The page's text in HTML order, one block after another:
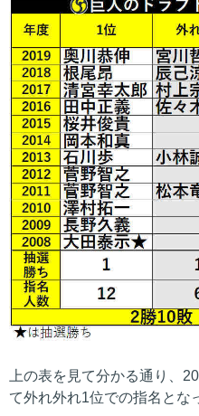
上の表を見て分かる通り、
て外れ外れ1位での指名とな